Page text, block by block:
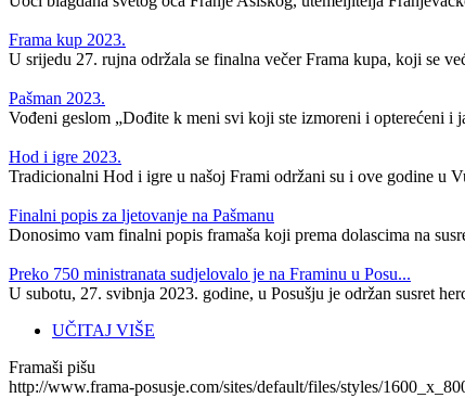
Frama kup 2023.
U srijedu 27. rujna održala se finalna večer Frama kupa, koji se
Pašman 2023.
Vođeni geslom „Dođite k meni svi koji ste izmoreni i opterećeni i
Hod i igre 2023.
Tradicionalni Hod i igre u našoj Frami održani su i ove godine u
Finalni popis za ljetovanje na Pašmanu
Donosimo vam finalni popis framaša koji prema dolascima na
Preko 750 ministranata sudjelovalo je na Framinu u Posu...
U subotu, 27. svibnja 2023. godine, u Posušju je održan susret
UČITAJ VIŠE
Framaši pišu
http://www.frama-posusje.com/sites/default/files/styles/